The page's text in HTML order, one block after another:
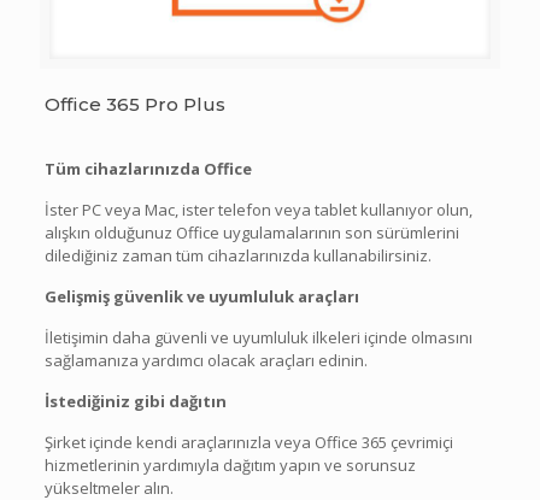
Office 365 Pro Plus
Tüm cihazlarınızda Office
İster PC veya Mac, ister telefon veya tablet kullanıyor olun,
alışkın olduğunuz Office uygulamalarının son sürümlerini
dilediğiniz zaman tüm cihazlarınızda kullanabilirsiniz.
Gelişmiş güvenlik ve uyumluluk araçları
İletişimin daha güvenli ve uyumluluk ilkeleri içinde olmasını
sağlamanıza yardımcı olacak araçları edinin.
İstediğiniz gibi dağıtın
Şirket içinde kendi araçlarınızla veya Office 365 çevrimiçi
hizmetlerinin yardımıyla dağıtım yapın ve sorunsuz
yükseltmeler alın.